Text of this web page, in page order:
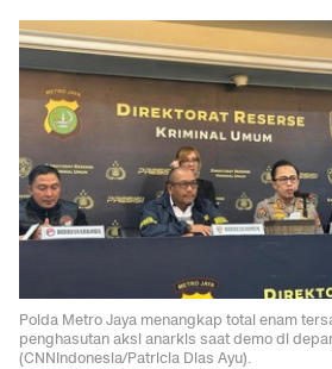
Polda Metro Jaya menangkap total enam
penghasutan aksi anarkis saat demo di
(CNNIndonesia/Patricia Dias Ayu).